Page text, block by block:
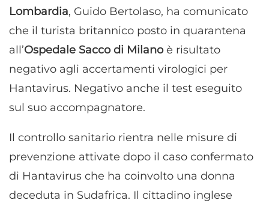
Lombardia, Guido Bertolaso, ha comunicato
che il turista britannico posto in quarantena
all’Ospedale Sacco di Milanoè risultato
negativo agli accertamenti virologici per
Hantavirus. Negativo anche il test eseguito
sul suo accompagnatore.
Il controllo sanitario rientra nelle misure di
prevenzione attivate dopo il caso confermato
di Hantavirus che ha coinvolto una donna
deceduta in Sudafrica. Il cittadino inglese